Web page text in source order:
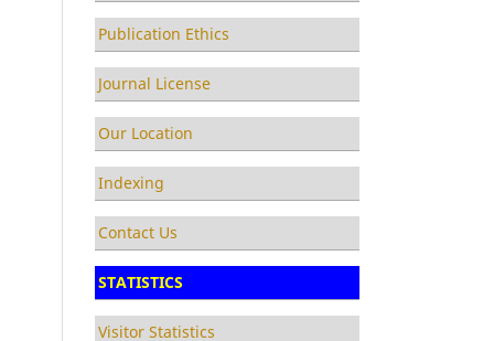
Publication Ethics
Journal License
Our Location
Indexing
Contact Us
STATISTICS
Visitor Statistics